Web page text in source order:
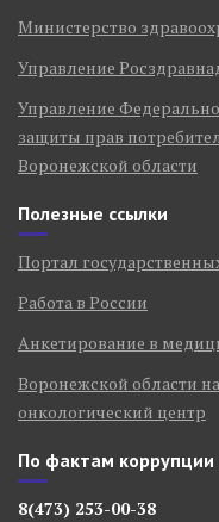
Министерство
Управление
Управление
защиты прав
Воронежской области
Полезные ссылки
Портал
Работа в России
Анкетирование в
Воронежской области
онкологический центр
По фактам
8(473) 253-00-38